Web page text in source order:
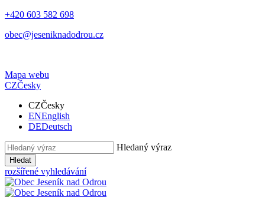
+420 603 582 698
obec@jeseniknadodrou.cz
Mapa webu
CZČesky
CZČesky
ENEnglish
DEDeutsch
Hledaný výraz
Hledat
rozšířené vyhledávání